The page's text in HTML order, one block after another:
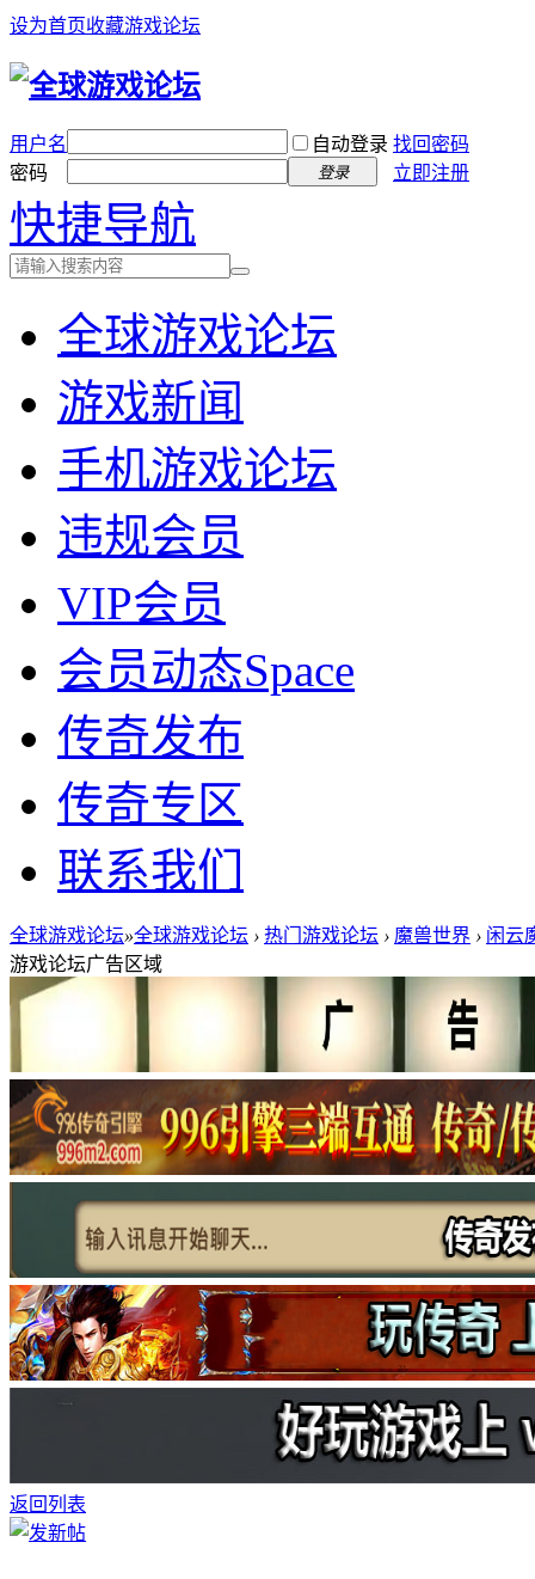
设为首页收藏游戏论坛
用户名 自动登录 找回密码
密码
登录 立即注册
快捷导航
全球游戏论坛
游戏新闻
手机游戏论坛
违规会员
VIP会员
会员动态Space
传奇发布
传奇专区
联系我们
全球游戏论坛»全球游戏论坛 › 热门游戏论坛 › 魔兽世界 › 闲云
游戏论坛广告区域
返回列表